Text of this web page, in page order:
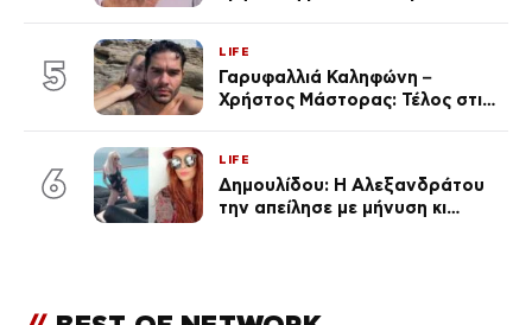
5
LIFE
Γαρυφαλλιά Καληφώνη –
Χρήστος Μάστορας: Τέλος στις
6
LIFE
Δημουλίδου: Η Αλεξανδράτου
την απείλησε με μήνυση κι